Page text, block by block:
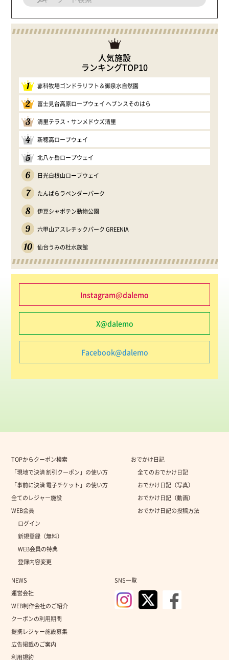
人気施設
ランキングTOP10
1 蓼科牧場ゴンドラリフト＆御泉水自然園
2 富士見台高原ロープウェイ ヘブンスそのはら
3 清里テラス・サンメドウズ清里
4 新穂高ロープウェイ
5 北八ヶ岳ロープウェイ
6 日光白根山ロープウェイ
7 たんばらラベンダーパーク
8 伊豆シャボテン動物公園
9 六甲山アスレチックパーク GREENIA
10 仙台うみの杜水族館
Instagram@dalemo
X@dalemo
Facebook@dalemo
TOPからクーポン検索
「現地で決済 割引クーポン」の使い方
「事前に決済 電子チケット」の使い方
全てのレジャー施設
WEB会員
ログイン
新規登録（無料）
WEB会員の特典
登録内容変更
おでかけ日記
全てのおでかけ日記
おでかけ日記（写真）
おでかけ日記（動画）
おでかけ日記の投稿方法
NEWS
運営会社
WEB制作会社のご紹介
クーポンの利用期間
提携レジャー施設募集
広告掲載のご案内
利用規約
SNS一覧